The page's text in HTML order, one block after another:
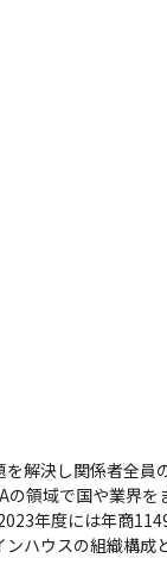
解決し関係者全
領域で国や業界を
年度には年商
ハウスの組織構成